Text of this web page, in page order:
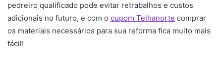
pedreiro qualificado pode evitar retrabalhos e custos
adicionais no futuro, e com o cupom Telhanorte comprar
os materiais necessários para sua reforma fica muito mais
fácil!